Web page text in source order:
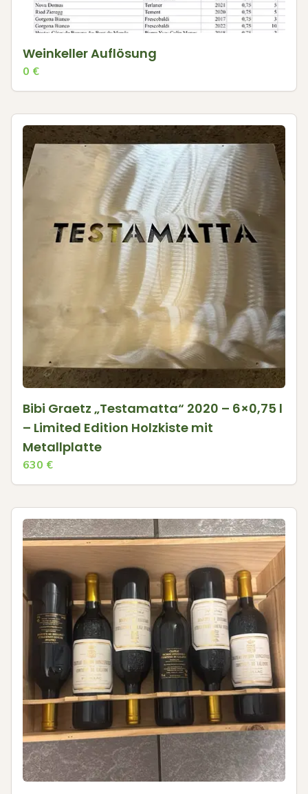
Weinkeller Auflösung
0 €
Bibi Graetz „Testamatta“ 2020 – 6×0,75 l
– Limited Edition Holzkiste mit
Metallplatte
630 €